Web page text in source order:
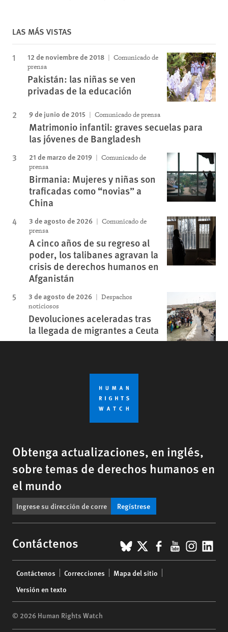
LAS MÁS VISTAS
12 de noviembre de 2018
Comunicado de
prensa
Pakistán: las niñas se ven
privadas de la educación
9 de junio de 2015 Comunicado de prensa
Matrimonio infantil: graves secuelas para
las jóvenes de Bangladesh
21 de marzo de 2019
Comunicado de
prensa
Birmania: Mujeres y niñas son
traficadas como “novias” a
China
3 de agosto de 2026
Comunicado de
prensa
A cinco años de su regreso al
poder, los talibanes agravan la
crisis de derechos humanos en
Afganistán
3 de agosto de 2026
Despachos
noticiosos
Devoluciones aceleradas tras
la llegada de migrantes a Ceuta
Obtenga actualizaciones, en inglés,
sobre temas de derechos humanos en
el mundo
Regístrese
Contáctenos BlueSky
X Facebook
YouTube
menu
Contáctenos Correcciones
Mapa del sitio
Versión en texto
© 2026 Human Rights Watch